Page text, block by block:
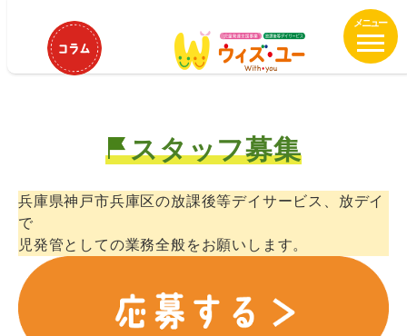
へ
移
動
ウィズ神戸 児童発達支援管理責任
者募集中
スタッフ募集
兵庫県神戸市兵庫区の放課後等デイサービス、放デイ
で
児発管としての業務全般をお願いします。